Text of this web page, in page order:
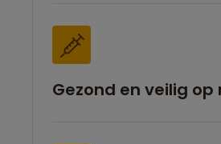
Gezond en veilig op